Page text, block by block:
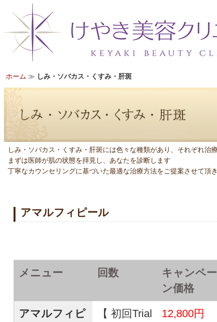
ホーム ≫ しみ・ソバカス・くすみ・肝斑
しみ・ソバカス・くすみ・肝斑には色々な種類があり、それぞれ治
まずは医師が肌の状態を拝見し、あなたを診断します
丁寧なカウンセリングに基づいた最適な治療方法をご提案させて頂
アマルフィピール
メニュー 回数
キャンペー
ン価格
アマルフィピ
【 初回Trial
12,800円